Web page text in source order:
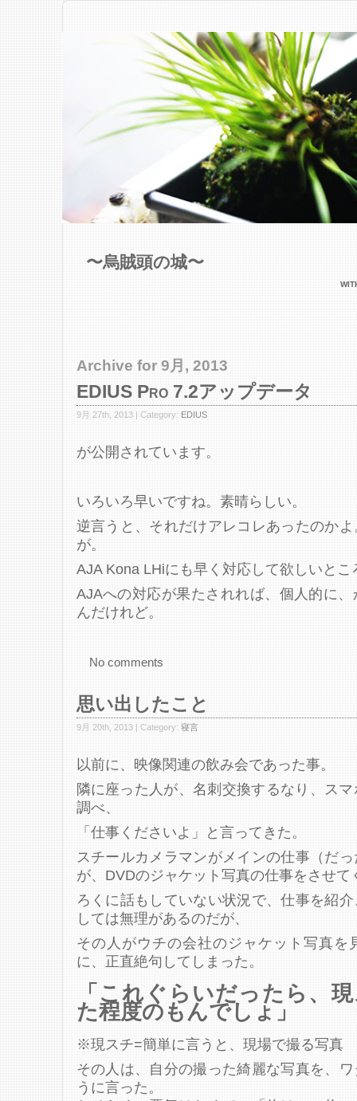
〜烏賊頭の城〜
Archive for 9月, 2013
EDIUS Pro 7.2アップデータ
9月 27th, 2013 | Category: EDIUS
が公開されています。
いろいろ早いですね。素晴らしい。
逆言うと、それだけアレコレあったのか
が。
AJA Kona LHiにも早く対応して欲しいとこ
AJAへの対応が果たされれば、個人的に
んだけれど。
No comments
思い出したこと
9月 20th, 2013 | Category: 寝言
以前に、映像関連の飲み会であった事。
隣に座った人が、名刺交換するなり、ス
調べ、
「仕事くださいよ」と言ってきた。
スチールカメラマンがメインの仕事（だ
が、DVDのジャケット写真の仕事をさせて
ろくに話もしていない状況で、仕事を紹
しては無理があるのだが、
その人がウチの会社のジャケット写真を
に、正直絶句してしまった。
「これぐらいだったら、
た程度のもんでしょ」
※現スチ=簡単に言うと、現場で撮る写真
その人は、自分の撮った綺麗な写真を、
うに言った。